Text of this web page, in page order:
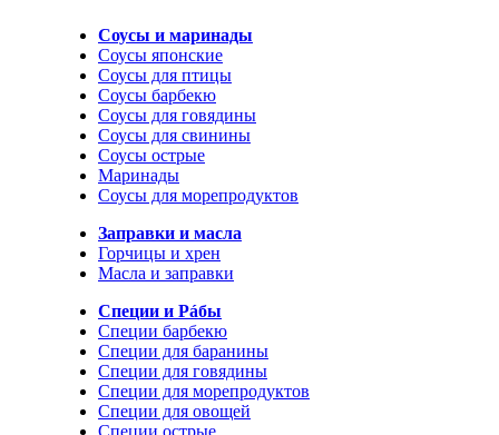
Соусы и маринады
Соусы японские
Соусы для птицы
Соусы барбекю
Соусы для говядины
Соусы для свинины
Соусы острые
Маринады
Соусы для морепродуктов
Заправки и масла
Горчицы и хрен
Масла и заправки
Специи и Рáбы
Специи барбекю
Специи для баранины
Специи для говядины
Специи для морепродуктов
Специи для овощей
Специи острые